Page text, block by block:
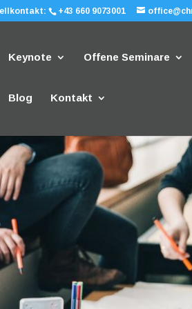
+43 660 9073001
Keynote Offene Seminare
Blog Kontakt